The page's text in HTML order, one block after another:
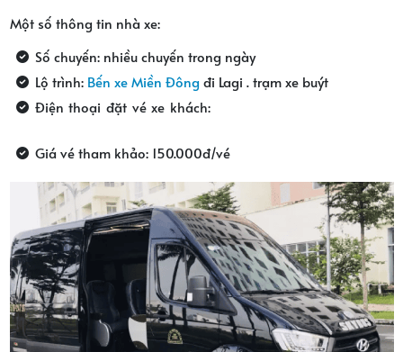
Một số thông tin nhà xe:
Số chuyến: nhiều chuyến trong ngày
Lộ trình: Bến xe Miền Đôngđi Lagi . trạm xe buýt
Điện thoại đặt vé xe khách:
Giá vé tham khảo: 150.000đ/vé